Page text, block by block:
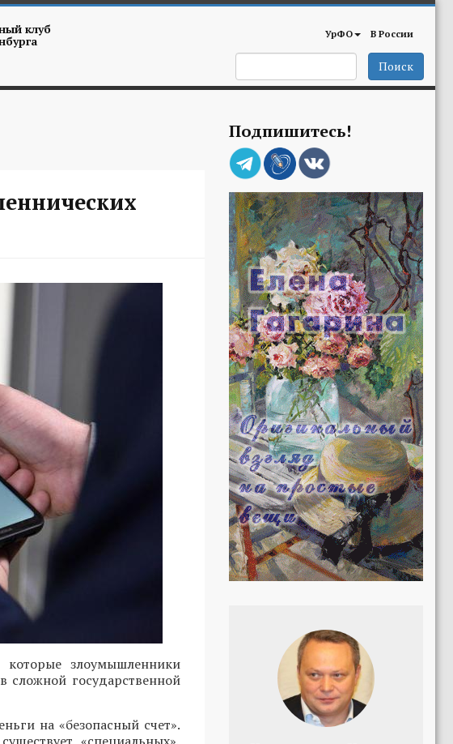
клуб УрФО В России
Поиск
злоумышленники
сложной государственной
на «безопасный счет».
Подпишитесь!